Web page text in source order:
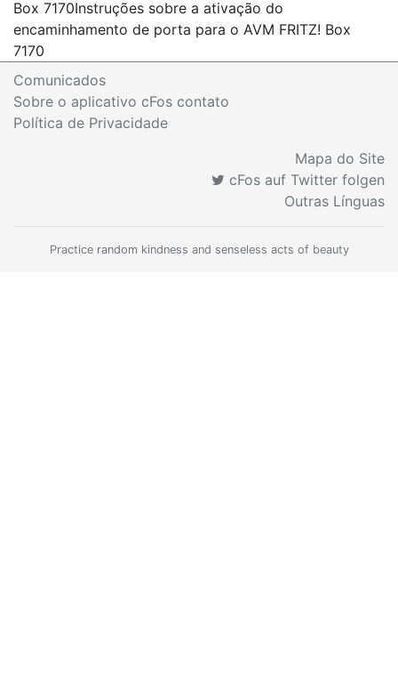
Box 7170Instruções sobre a ativação do
encaminhamento de porta para o AVM FRITZ! Box
7170
Comunicados
Sobre o aplicativo cFos contato
Política de Privacidade
Mapa do Site
cFos auf Twitter folgen
Outras Línguas
Practice random kindness and senseless acts of beauty